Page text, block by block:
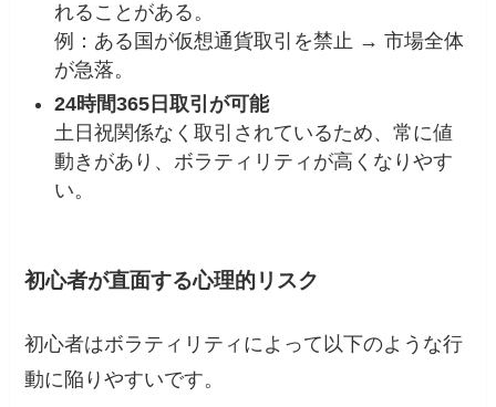
れることがある。
例：ある国が仮想通貨取引を禁止 → 市場全体
が急落。
24時間365日取引が可能
土日祝関係なく取引されているため、常に値
動きがあり、ボラティリティが高くなりやす
い。
初心者が直面する心理的リスク
初心者はボラティリティによって以下のような行
動に陥りやすいです。